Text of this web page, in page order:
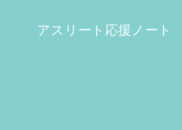
アスリート応援ノート